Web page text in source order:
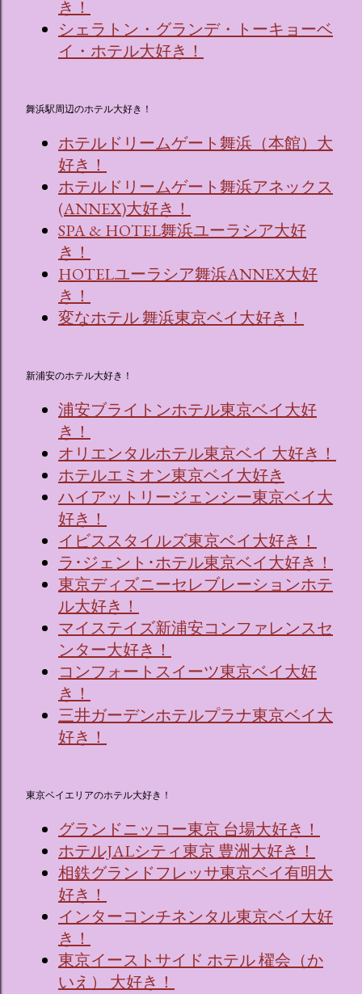
き！
シェラトン・グランデ・トーキョーベ
イ・ホテル大好き！
舞浜駅周辺のホテル大好き！
ホテルドリームゲート舞浜（本館）大
好き！
ホテルドリームゲート舞浜アネックス
(ANNEX)大好き！
SPA & HOTEL舞浜ユーラシア大好
き！
HOTELユーラシア舞浜ANNEX大好
き！
変なホテル 舞浜東京ベイ大好き！
新浦安のホテル大好き！
浦安ブライトンホテル東京ベイ大好
き！
オリエンタルホテル東京ベイ 大好き！
ホテルエミオン東京ベイ大好き
ハイアットリージェンシー東京ベイ大
好き！
イビススタイルズ東京ベイ大好き！
ラ･ジェント･ホテル東京ベイ大好き！
東京ディズニーセレブレーションホテ
ル大好き！
マイステイズ新浦安コンファレンスセ
ンター大好き！
コンフォートスイーツ東京ベイ大好
き！
三井ガーデンホテルプラナ東京ベイ大
好き！
東京ベイエリアのホテル大好き！
グランドニッコー東京 台場大好き！
ホテルJALシティ東京 豊洲大好き！
相鉄グランドフレッサ東京ベイ有明大
好き！
インターコンチネンタル東京ベイ大好
き！
東京イーストサイド ホテル 櫂会（か
いえ） 大好き！